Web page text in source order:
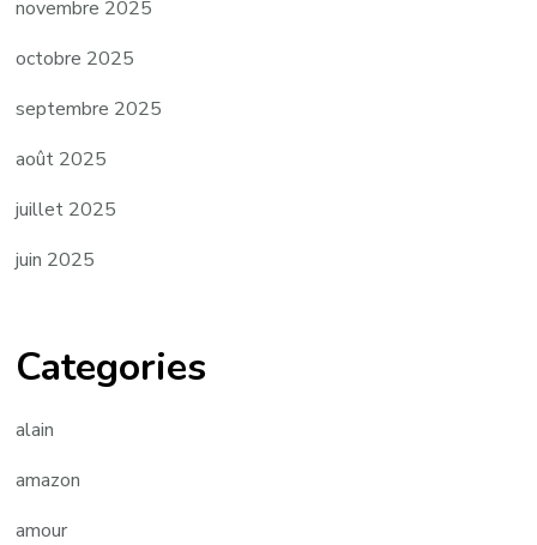
novembre 2025
octobre 2025
septembre 2025
août 2025
juillet 2025
juin 2025
Categories
alain
amazon
amour